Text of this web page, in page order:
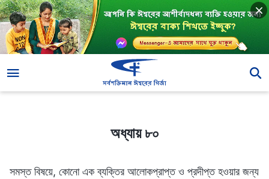
অধ্যায় ৮০
সমস্ত বিষয়ে, কোনো এক ব্যক্তির আলোকপ্রাপ্ত ও প্রদীপ্ত হওয়ার জন্য